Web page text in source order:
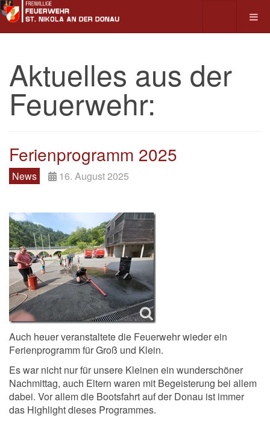
Aktuelles aus der
Feuerwehr:
Ferienprogramm 2025
News 16. August 2025
Auch heuer veranstaltete die Feuerwehr wieder ein
Ferienprogramm für Groß und Klein.
Es war nicht nur für unsere Kleinen ein wunderschöner
Nachmittag, auch Eltern waren mit Begeisterung bei allem
dabei. Vor allem die Bootsfahrt auf der Donau ist immer
das Highlight dieses Programmes.